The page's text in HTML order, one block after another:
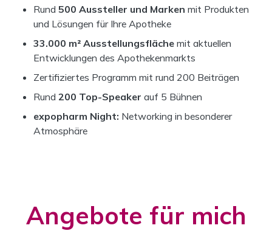
Rund 500 Aussteller und Marken mit Produkten
und Lösungen für Ihre Apotheke
33.000 m² Ausstellungsfläche mit aktuellen
Entwicklungen des Apothekenmarkts
Zertifiziertes Programm mit rund 200 Beiträgen
Rund 200 Top-Speaker auf 5 Bühnen
expopharm Night: Networking in besonderer
Atmosphäre
Angebote für mich